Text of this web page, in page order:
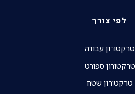
לפי צורך
טרקטורון עבודה
טרקטורון ספורט
טרקטורון שטח